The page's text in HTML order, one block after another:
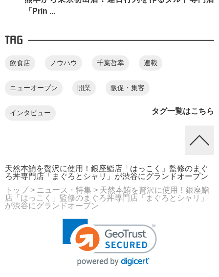
「Prin ...
TAG
飲食店 ノウハウ 千葉哲幸 連載
ニューオープン 開業 販促・集客
インタビュー タグ一覧はこちら
天然本鮪を贅沢に使用！銀座鮨店「はっこく」監修のまぐ
ろ丼専門店「まぐろとシャリ」が渋谷にグランドオープン
トップ > ニュース・特集 > 天然本鮪を贅沢に使用！銀座鮨
店「はっこく」監修のまぐろ丼専門店「まぐろとシャリ」
が渋谷にグランドオープン